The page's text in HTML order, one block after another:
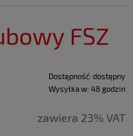
FSZ
Dostępność: dostępny
Wysyłka w: 48 godzin
zawiera 23% VAT